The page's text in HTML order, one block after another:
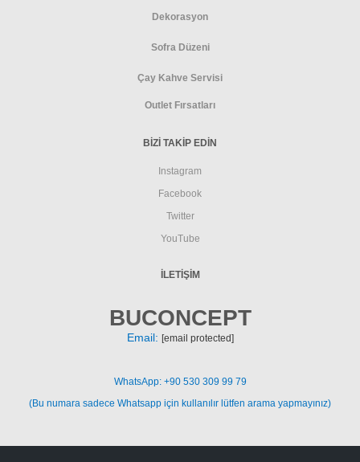
Dekorasyon
Sofra Düzeni
Çay Kahve Servisi
Outlet Fırsatları
BİZİ TAKİP EDİN
Instagram
Facebook
Twitter
YouTube
İLETIŞIM
BUCONCEPT
Email: [email protected]
WhatsApp: +90 530 309 99 79
(Bu numara sadece Whatsapp için kullanılır lütfen arama yapmayınız)